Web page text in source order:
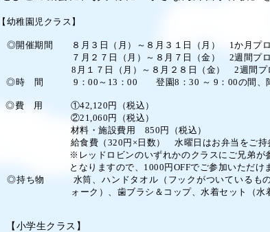
【幼稚園児クラス】
◎開催期間 ８月３日（月）～８ 月３１日（月） 1か月プ
７月２７日（月）～８月７日（金） 2週間プロ
8月１７日（月）～８月２８日（金） 2週間プ
◎時 間 9：00～13：00
登園8：30 ～ 9：00の間、
◎費 用 ①42,120 円
（税込）
②21,060 円
（税込）
材料・施設費用 850 円（税込）
給食費（320円×日数） 水曜日はお弁当をご持
※レッドロビンのいずれかのクラスにご兄弟が
となりますので、1000円 OFFでご参加いただけ
◎持ち物 水筒、ハンドタオル（フックがついているもの
ォーク）、歯ブラシ＆コップ、水着セット（水
【小学生クラス】